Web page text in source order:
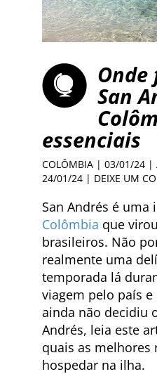
Onde
San
essenciais
COLÔMBIA | 03/01/24 |
24/01/24 | DEIXE UM
San Andrés é uma
Colômbia que
brasileiros. Não
realmente uma
temporada lá
viagem pelo país e
ainda não decidiu
Andrés, leia este
quais as melhores
hospedar na ilha.